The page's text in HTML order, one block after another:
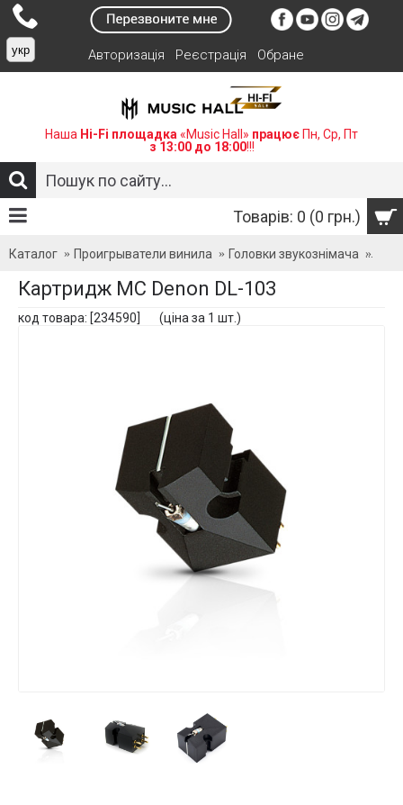
Авторизація Реєстрація Обране
укр
Наша Hi-Fi площадка «Music Hall» працює Пн, Ср, Пт
з 13:00 до 18:00!!!
Товарів: 0 (0 грн.)
Каталог Проигрыватели винила Головки звукознімача
Картридж МC Denon DL-103
код товара: [234590] (ціна за 1 шт.)